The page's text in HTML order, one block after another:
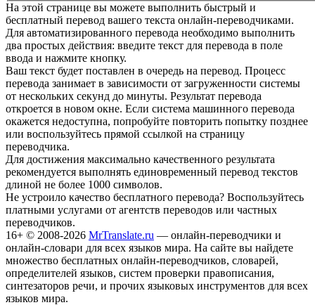
На этой странице вы можете выполнить быстрый и
бесплатный перевод вашего текста онлайн-переводчиками.
Для автоматизированного перевода необходимо выполнить
два простых действия: введите текст для перевода в поле
ввода и нажмите кнопку.
Ваш текст будет поставлен в очередь на перевод. Процесс
перевода занимает в зависимости от загруженности системы
от нескольких секунд до минуты. Результат перевода
откроется в новом окне. Если система машинного перевода
окажется недоступна, попробуйте повторить попытку позднее
или воспользуйтесь прямой ссылкой на страницу
переводчика.
Для достижения максимально качественного результата
рекомендуется выполнять единовременный перевод текстов
длиной не более 1000 символов.
Не устроило качество бесплатного перевода? Воспользуйтесь
платными услугами от агентств переводов или частных
переводчиков.
16+ © 2008-2026 MrTranslate.ru — онлайн-переводчики и
онлайн-словари для всех языков мира. На сайте вы найдете
множество бесплатных онлайн-переводчиков, словарей,
определителей языков, систем проверки правописания,
синтезаторов речи, и прочих языковых инструментов для всех
языков мира.